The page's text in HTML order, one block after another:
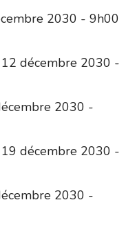
2030 - 9h00
décembre 2030 -
2030 -
décembre 2030 -
2030 -